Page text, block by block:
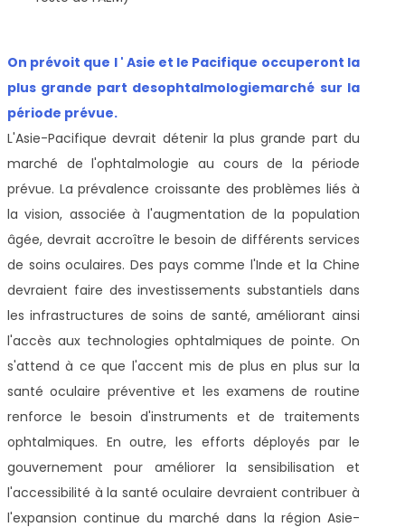
On prévoit que l ' Asie et le Pacifique occuperont la
plus grande part desophtalmologiemarché sur la
période prévue.
L'Asie-Pacifique devrait détenir la plus grande part du
marché de l'ophtalmologie au cours de la période
prévue. La prévalence croissante des problèmes liés à
la vision, associée à l'augmentation de la population
âgée, devrait accroître le besoin de différents services
de soins oculaires. Des pays comme l'Inde et la Chine
devraient faire des investissements substantiels dans
les infrastructures de soins de santé, améliorant ainsi
l'accès aux technologies ophtalmiques de pointe. On
s'attend à ce que l'accent mis de plus en plus sur la
santé oculaire préventive et les examens de routine
renforce le besoin d'instruments et de traitements
ophtalmiques. En outre, les efforts déployés par le
gouvernement pour améliorer la sensibilisation et
l'accessibilité à la santé oculaire devraient contribuer à
l'expansion continue du marché dans la région Asie-